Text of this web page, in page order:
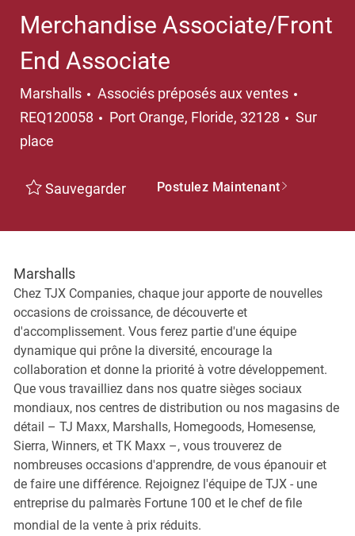
Merchandise Associate/Front
End Associate
Marshalls Catégorie
Associés préposés aux ventes
REQ120058
Emplacement
Port Orange, Floride, 32128
Sur
place
Sauvegarder Postulez Maintenant
Marshalls
Chez TJX Companies, chaque jour apporte de nouvelles
occasions de croissance, de découverte et
d'accomplissement. Vous ferez partie d'une équipe
dynamique qui prône la diversité, encourage la
collaboration et donne la priorité à votre développement.
Que vous travailliez dans nos quatre sièges sociaux
mondiaux, nos centres de distribution ou nos magasins de
détail – TJ Maxx, Marshalls, Homegoods, Homesense,
Sierra, Winners, et TK Maxx –, vous trouverez de
nombreuses occasions d'apprendre, de vous épanouir et
de faire une différence. Rejoignez l'équipe de TJX - une
entreprise du palmarès Fortune 100 et le chef de file
mondial de la vente à prix réduits.